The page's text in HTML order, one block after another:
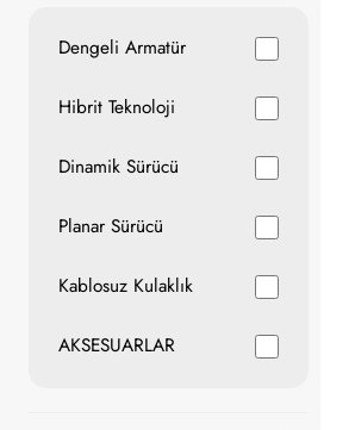
Dengeli Armatür
Hibrit Teknoloji
Dinamik Sürücü
Planar Sürücü
Kablosuz Kulaklık
AKSESUARLAR